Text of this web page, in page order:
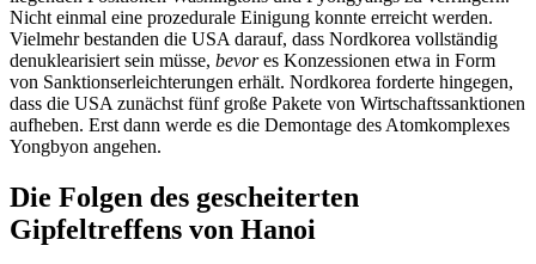
Nicht einmal eine prozedurale Einigung konnte erreicht werden.
Vielmehr bestanden die USA da­rauf, dass Nordkorea vollständig
denuklea­risiert sein müsse, bevores Konzessionen etwa in Form
von Sanktionserleichterungen erhält. Nordkorea forderte hingegen,
dass die USA zunächst fünf große Pakete von Wirtschaftssanktionen
aufheben. Erst dann werde es die Demontage des Atomkomplexes
Yong­byon angehen.
Die Folgen des gescheiterten
Gipfeltreffens von Hanoi